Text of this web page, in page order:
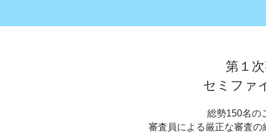
第１
セミファ
総勢150名の
審査員による厳正な審査の